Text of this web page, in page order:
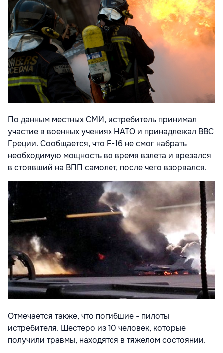
По данным местных СМИ, истребитель принимал
участие в военных учениях НАТО и принадлежал ВВС
Греции. Сообщается, что F-16 не смог набрать
необходимую мощность во время взлета и врезался
в стоявший на ВПП самолет, после чего взорвался.
Отмечается также, что погибшие - пилоты
истребителя. Шестеро из 10 человек, которые
получили травмы, находятся в тяжелом состоянии.